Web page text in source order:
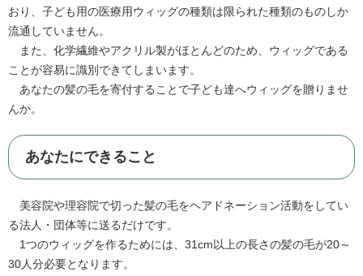
おり、子ども用の医療用ウィッグの種類は限られた種類のものしか
流通していません。
また、化学繊維やアクリル製がほとんどのため、ウィッグである
ことが容易に識別できてしまいます。
あなたの髪の毛を寄付することで子ども達へウィッグを贈りませ
んか。
あなたにできること
美容院や理容院で切った髪の毛をヘアドネーション活動をしてい
る法人・団体等に送るだけです。
1つのウィッグを作るためには、31cm以上の長さの髪の毛が20～
30人分必要となります。